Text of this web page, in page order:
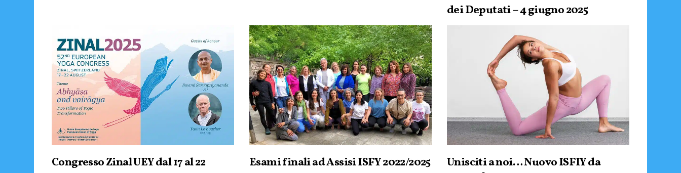
dei Deputati – 4 giugno 2025
Congresso Zinal UEY dal 17 al 22
Esami finali ad Assisi ISFY 2022/2025
Unisciti a noi… Nuovo ISFIY da